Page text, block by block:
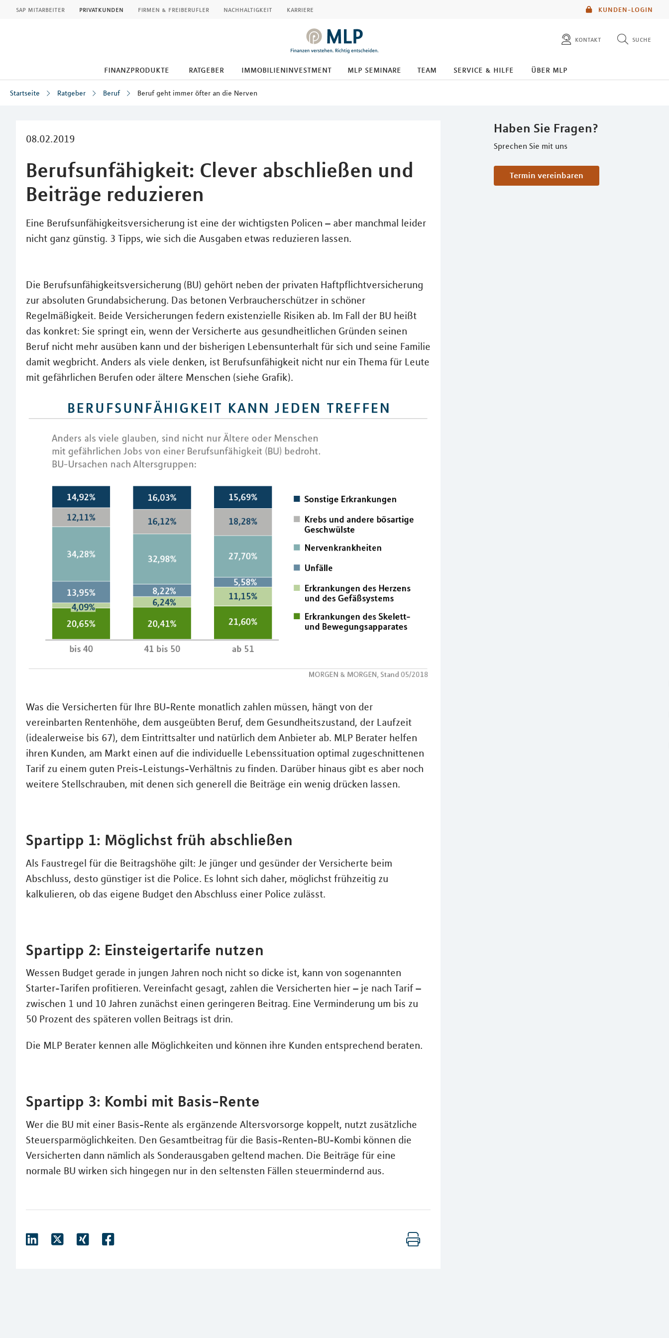
KUNDEN-LOGIN
sap mitarbeiter privatkunden firmen & freiberufler nachhaltigkeit karriere
kontakt suche
diese website durchsuchen
finanzprodukte ratgeber immobilieninvestment mlp seminare team service & hilfe über mlp
Startseite Ratgeber Beruf Beruf geht immer öfter an die Nerven
08.02.2019
Berufsunfähigkeit: Clever abschließen und
Beiträge reduzieren
Eine Berufsunfähigkeitsversicherung ist eine der wichtigsten Policen – aber manchmal leider
nicht ganz günstig. 3 Tipps, wie sich die Ausgaben etwas reduzieren lassen.
Haben Sie Fragen?
Sprechen Sie mit uns
Termin vereinbaren
Die Berufsunfähigkeitsversicherung (BU) gehört neben der privaten Haftpflichtversicherung
zur absoluten Grundabsicherung. Das betonen Verbraucherschützer in schöner
Regelmäßigkeit. Beide Versicherungen federn existenzielle Risiken ab. Im Fall der BU heißt
das konkret: Sie springt ein, wenn der Versicherte aus gesundheitlichen Gründen seinen
Beruf nicht mehr ausüben kann und der bisherigen Lebensunterhalt für sich und seine Familie
damit wegbricht. Anders als viele denken, ist Berufsunfähigkeit nicht nur ein Thema für Leute
mit gefährlichen Berufen oder ältere Menschen (siehe Grafik).
Was die Versicherten für Ihre BU-Rente monatlich zahlen müssen, hängt von der
vereinbarten Rentenhöhe, dem ausgeübten Beruf, dem Gesundheitszustand, der Laufzeit
(idealerweise bis 67), dem Eintrittsalter und natürlich dem Anbieter ab. MLP Berater helfen
ihren Kunden, am Markt einen auf die individuelle Lebenssituation optimal zugeschnittenen
Tarif zu einem guten Preis-Leistungs-Verhältnis zu finden. Darüber hinaus gibt es aber noch
weitere Stellschrauben, mit denen sich generell die Beiträge ein wenig drücken lassen.
Spartipp 1: Möglichst früh abschließen
Als Faustregel für die Beitragshöhe gilt: Je jünger und gesünder der Versicherte beim
Abschluss, desto günstiger ist die Police. Es lohnt sich daher, möglichst frühzeitig zu
kalkulieren, ob das eigene Budget den Abschluss einer Police zulässt.
Spartipp 2: Einsteigertarife nutzen
Wessen Budget gerade in jungen Jahren noch nicht so dicke ist, kann von sogenannten
Starter-Tarifen profitieren. Vereinfacht gesagt, zahlen die Versicherten hier – je nach Tarif –
zwischen 1 und 10 Jahren zunächst einen geringeren Beitrag. Eine Verminderung um bis zu
50 Prozent des späteren vollen Beitrags ist drin.
Die MLP Berater kennen alle Möglichkeiten und können ihre Kunden entsprechend beraten.
Spartipp 3: Kombi mit Basis-Rente
Wer die BU mit einer Basis-Rente als ergänzende Altersvorsorge koppelt, nutzt zusätzliche
Steuersparmöglichkeiten. Den Gesamtbeitrag für die Basis-Renten-BU-Kombi können die
Versicherten dann nämlich als Sonderausgaben geltend machen. Die Beiträge für eine
normale BU wirken sich hingegen nur in den seltensten Fällen steuermindernd aus.